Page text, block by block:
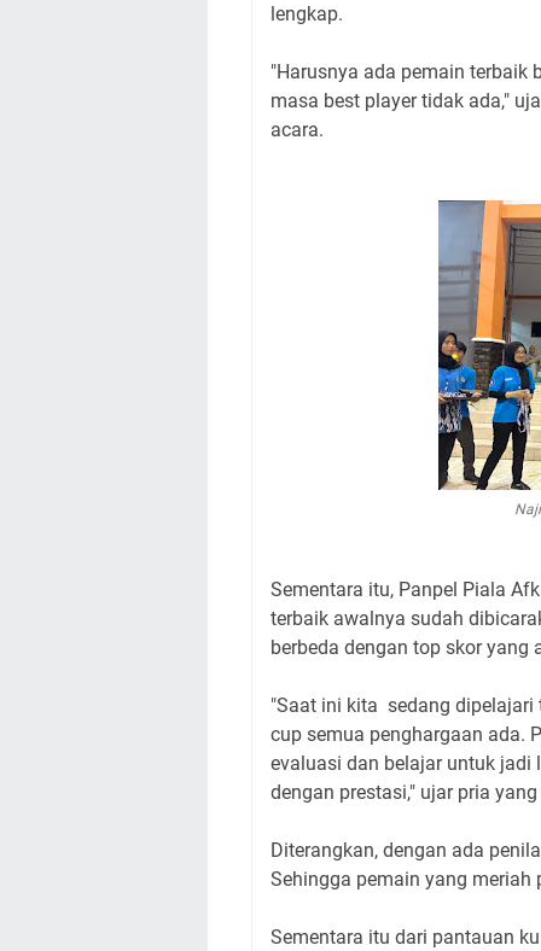
lengkap.
"Harusnya ada pemain terbaik
masa best player tidak ada,"
acara.
Sementara itu, Panpel Piala
terbaik awalnya sudah
berbeda dengan top skor yang
"Saat ini kita sedang dipelajari
cup semua penghargaan ada.
evaluasi dan belajar untuk jadi
dengan prestasi," ujar pria
Diterangkan, dengan ada
Sehingga pemain yang
Sementara itu dari pantauan